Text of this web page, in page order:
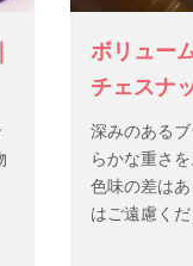
ボリュー
チェスナ
（J/C/D）
深みのある
らかな重さ
色味の差は
はご遠慮くだ